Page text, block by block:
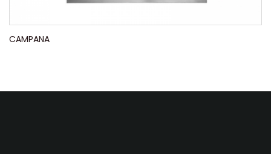
CAMPANA